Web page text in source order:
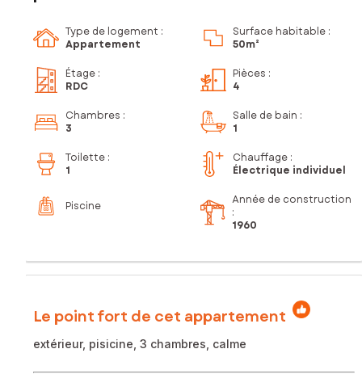
Type de logement :
Appartement
Surface habitable :
50m²
Étage :
RDC
Pièces :
4
Chambres :
3
Salle de bain :
1
Toilette :
1
Chauffage :
Électrique individuel
Piscine
Année de construction
:
1960
Le point fort de cet appartement
extérieur, pisicine, 3 chambres, calme